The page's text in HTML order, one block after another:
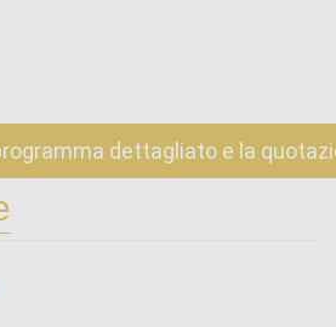
dettagliato e la